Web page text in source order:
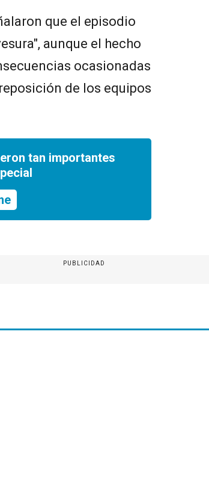
que el episodio
aunque el hecho
ocasionadas
de los equipos
tan importantes
PUBLICIDAD